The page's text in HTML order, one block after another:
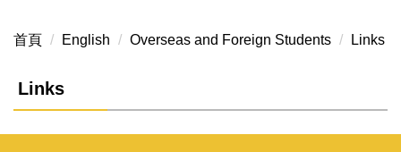
首頁 English Overseas and Foreign Students Links
Links